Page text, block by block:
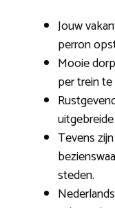
Jouw
perron
Mooie
per trein
Tevens
steden.